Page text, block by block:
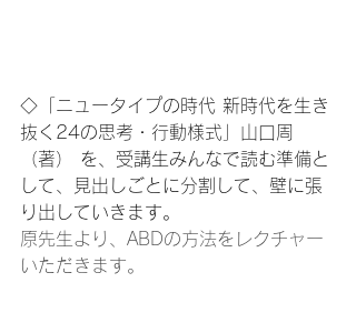
◇「ニュータイプの時代 新時代を生き
抜く24の思考・行動様式」山口周
（著） を、受講生みんなで読む準備と
して、見出しごとに分割して、壁に張
り出していきます。
原先生より、ABDの方法をレクチャー
いただきます。